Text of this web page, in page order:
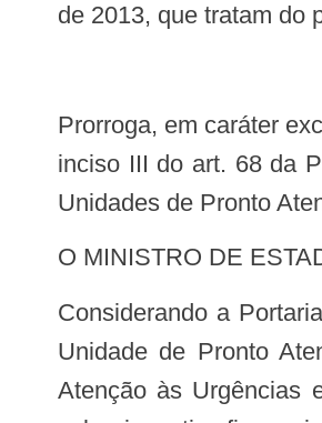
de 2013, que tratam do
Prorroga, em caráter excepcional, os prazos estabelecidos nas alíneas “c” dos incisos I e II do art. 21, no inciso III do art. 51 e no
inciso III do art. 68 da
Unidades de Pronto
O MINISTRO DE
Considerando a Portaria nº 342/GM/MS, de 4 de março de 2013, que redefine as diretrizes para implantação do Componente
Unidade de Pronto
Atenção às Urgências